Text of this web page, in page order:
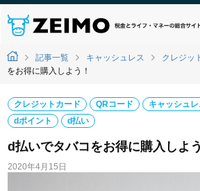
記事一覧 キャッシュレス クレジッ
をお得に購入しよう！
クレジットカード QRコード キャッシュレ
dポイント
d払い
d払いでタバコをお得に購入しよ
2020年4月15日